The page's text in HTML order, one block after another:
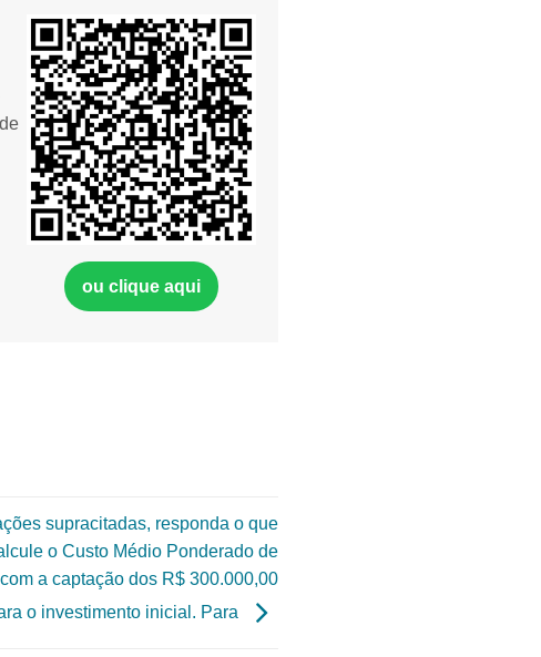
ou clique aqui
supracitadas, responda o que
o Custo Médio Ponderado de
a captação dos R$ 300.000,00
o investimento inicial. Para